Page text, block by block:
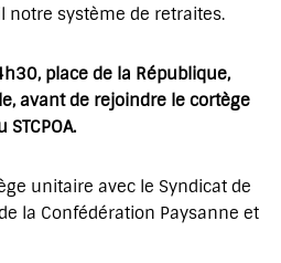
système de retraites.
place de la République,
avant de rejoindre le cortège
unitaire avec le Syndicat de
la Confédération Paysanne et